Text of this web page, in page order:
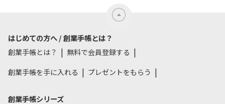
はじめての方へ / 創業手帳とは？
創業手帳とは？
無料で会員登録する
創業手帳を手に入れる
プレゼントをもらう
創業手帳シリーズ